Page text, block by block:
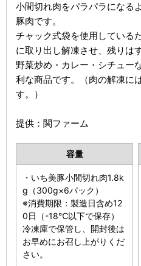
小間切れ肉をパラパラになる
豚肉です。
チャック式袋を使用している
に取り出し解凍させ、残りは
野菜炒め・カレー・シチュー
利な商品です。（肉の解凍に
す。）
提供：関ファーム
容量
・いち美豚小間切れ肉1.8k
g（300g×6パック）
※消費期限：製造日含め12
0日（-18℃以下で保存）
冷凍庫で保管し、開封後は
お早めにお召し上がりくだ
さい。